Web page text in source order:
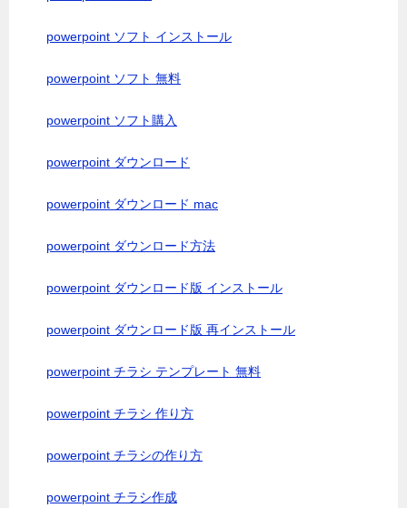
powerpoint ソフト インストール
powerpoint ソフト 無料
powerpoint ソフト購入
powerpoint ダウンロード
powerpoint ダウンロード mac
powerpoint ダウンロード方法
powerpoint ダウンロード版 インストール
powerpoint ダウンロード版 再インストール
powerpoint チラシ テンプレート 無料
powerpoint チラシ 作り方
powerpoint チラシの作り方
powerpoint チラシ作成